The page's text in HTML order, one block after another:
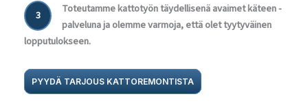
3
Toteutamme kattotyön täydellisenä avaimet käteen -
palveluna ja olemme varmoja, että olet tyytyväinen
lopputulokseen.
PYYDÄ TARJOUS KATTOREMONTISTA